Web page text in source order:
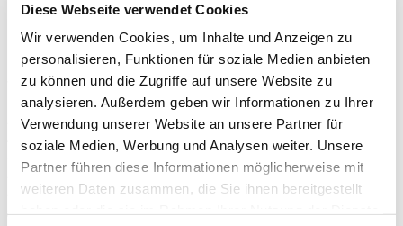
Diese Webseite verwendet Cookies
Wir verwenden Cookies, um Inhalte und Anzeigen zu
personalisieren, Funktionen für soziale Medien anbieten
zu können und die Zugriffe auf unsere Website zu
analysieren. Außerdem geben wir Informationen zu Ihrer
Verwendung unserer Website an unsere Partner für
soziale Medien, Werbung und Analysen weiter. Unsere
Partner führen diese Informationen möglicherweise mit
weiteren Daten zusammen, die Sie ihnen bereitgestellt
Formen der Kniegelenksarthrose von großem Interesse
ist, wird nun in adäquaten randomisiert-kontrollierten
Studien überprüft. Der Vorabdruck der Studie steht unter
https://doi.org/10.1101/2020.07.29.20164111 zur
Verfügung.
Interessenkonflikt: Prof. Schmitz war bis Ende 2017
nebenberuflicher Berater der Firma Electro Medical
Systems (Nyon, Schweiz). Seit Anfang 2018 wird seine
Forschung zur rESWT an der LMU München von der
Firma Electro Medical Systems durch frei zur Verfügung